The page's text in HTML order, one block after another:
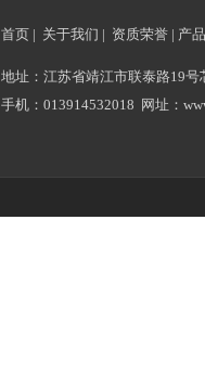
首页 | 关于我们 | 资质荣誉 | 产
地址：江苏省靖江市联泰路19
手机：013914532018 网址：